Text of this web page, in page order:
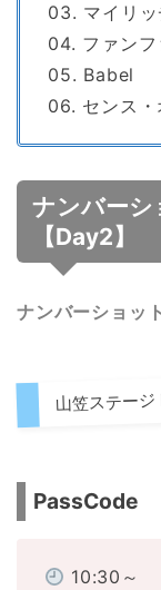
03. マイリッ
04. ファンフ
05. Babel
06. センス・
ナンバーシ
【Day2】
ナンバーショッ
山笠ステー
PassCode
10:30～